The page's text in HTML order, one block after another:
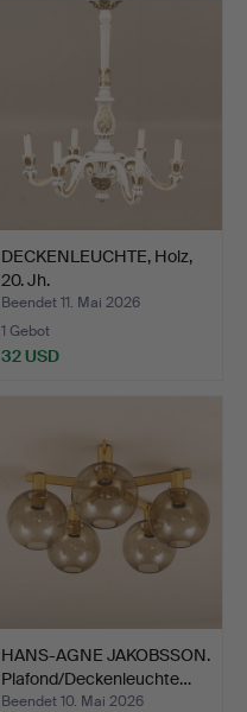
DECKENLEUCHTE, Holz,
20. Jh.
Beendet 11. Mai 2026
1 Gebot
32 USD
HANS-AGNE JAKOBSSON.
Plafond/Deckenleuchte…
Beendet 10. Mai 2026